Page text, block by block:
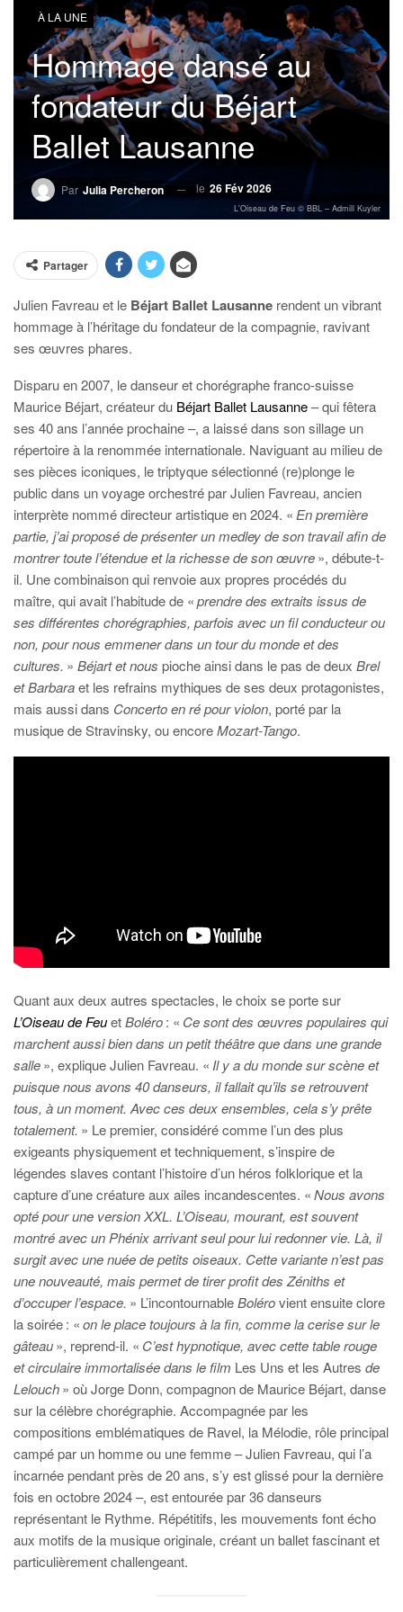
À LA UNE
Hommage dansé au
fondateur du Béjart
Ballet Lausanne
Par Julia Percheron le 26 Fév 2026
L'Oiseau de Feu © BBL – Admill Kuyler
Partager
Julien Favreau et le Béjart Ballet Lausanne rendent un vibrant
hommageà l’héritage du fondateur de la compagnie, ravivant
ses œuvres phares.
Disparu en 2007, le danseur et chorégraphe franco-suisse
Maurice Béjart, créateur du Béjart Ballet Lausanne– qui fêtera
ses 40 ans l’année prochaine –, a laissé dans son sillage un
répertoire à la renommée internationale. Naviguant au milieu de
ses pièces iconiques, le triptyque sélectionné (re)plonge le
public dans un voyage orchestré par Julien Favreau, ancien
interprète nommé directeur artistique en 2024. « En première
partie, j’ai proposé de présenter un medley de son travail afin de
montrer toute l’étendue et la richesse de son œuvre», débute-t-
il. Une combinaison qui renvoie aux propres procédés du
maître, qui avait l’habitude de «prendre des extraits issus de
ses différentes chorégraphies, parfois avec un fil conducteur ou
non, pour nous emmener dans un tour du monde et des
cultures. » Béjart et nous pioche ainsi dans le pas de deux Brel
et Barbaraet les refrains mythiques de ses deux protagonistes,
mais aussi dans Concerto en ré pour violon, porté par la
musique de Stravinsky, ou encoreMozart-Tango.
Quant aux deux autres spectacles, le choix se porte sur
L’Oiseau de FeuetBoléro: « Ce sont des œuvres populaires qui
marchent aussi bien dans un petit théâtre que dans une grande
salle», explique Julien Favreau. « Il y a du monde sur scène et
puisque nous avons 40 danseurs, il fallait qu’ils se retrouvent
tous, à un moment. Avec ces deux ensembles, cela s’y prête
totalement. » Le premier, considéré comme l’un des plus
exigeants physiquement et techniquement, s’inspire de
légendes slaves contant l’histoire d’un héros folklorique et la
capture d’une créature aux ailes incandescentes. «Nous avons
opté pour une version XXL. L’Oiseau, mourant, est souvent
montré avec un Phénix arrivant seul pour lui redonner vie. Là, il
surgit avec une nuée de petits oiseaux. Cette variante n’est pas
une nouveauté, mais permet de tirer profit des Zéniths et
d’occuper l’espace. » L’incontournableBolérovient ensuite clore
la soirée : «on leplace toujours à la fin, comme la cerise sur le
gâteau», reprend-il. « C’est hypnotique, avec cette table rouge
et circulaire immortalisée dans le film Les Uns et les Autres de
Lelouch» où Jorge Donn, compagnon de Maurice Béjart, danse
sur la célèbre chorégraphie. Accompagnée par les
compositions emblématiques de Ravel, la Mélodie, rôle principal
campé par un homme ou une femme – Julien Favreau, qui l’a
incarnée pendant près de 20 ans, s’y est glissé pour la dernière
fois en octobre 2024 –, est entourée par 36 danseurs
représentant le Rythme. Répétitifs, les mouvements font écho
aux motifs de la musique originale, créant un ballet fascinant et
particulièrement challengeant.